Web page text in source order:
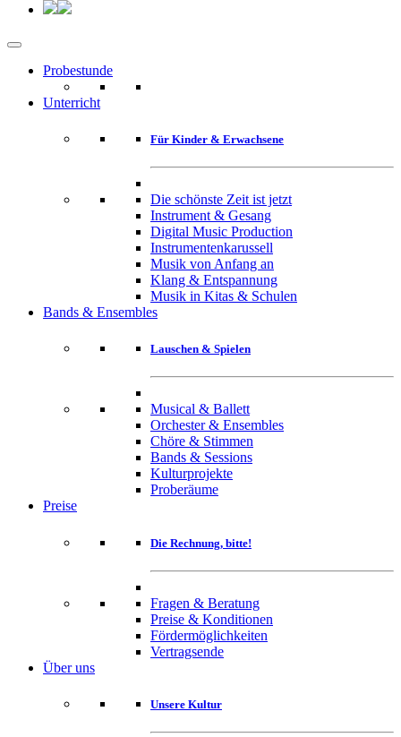
Probestunde
Unterricht
Für Kinder & Erwachsene
Die schönste Zeit ist jetzt
Instrument & Gesang
Digital Music Production
Instrumentenkarussell
Musik von Anfang an
Klang & Entspannung
Musik in Kitas & Schulen
Bands & Ensembles
Lauschen & Spielen
Musical & Ballett
Orchester & Ensembles
Chöre & Stimmen
Bands & Sessions
Kulturprojekte
Proberäume
Preise
Die Rechnung, bitte!
Fragen & Beratung
Preise & Konditionen
Fördermöglichkeiten
Vertragsende
Über uns
Unsere Kultur